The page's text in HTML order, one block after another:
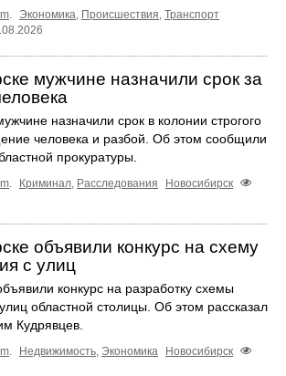
Экономика Происшествия Транспорт
мужчине назначили срок за
назначили срок в колонии строгого
человека и разбой. Об этом сообщили
прокуратуры.
. Криминал, Расследования
Новосибирск
объявили конкурс на схему
с улиц
конкурс на разработку схемы
областной столицы. Об этом рассказал
Кудрявцев.
. Недвижимость, Экономика
Новосибирск